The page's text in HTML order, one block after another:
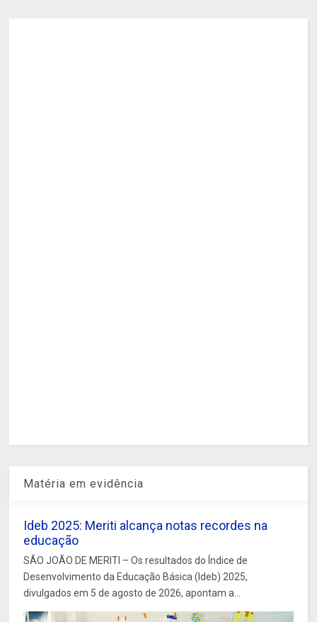
Matéria em evidência
Ideb 2025: Meriti alcança notas recordes na
educação
SÃO JOÃO DE MERITI – Os resultados do Índice de
Desenvolvimento da Educação Básica (Ideb) 2025,
divulgados em 5 de agosto de 2026, apontam a...